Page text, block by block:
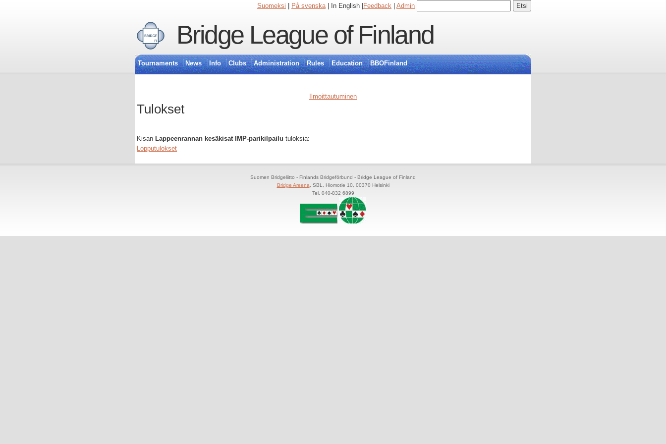
Suomeksi På svenska| In English | Feedback Admin
Bridge League of Finland
Tournaments News Info Clubs Administration Rules Education BBOFinland
Ilmoittautuminen
Tulokset
Kisan Lappeenrannan kesäkisat IMP-parikilpailu tuloksia:
Lopputulokset
Suomen Bridgeliitto - Finlands Bridgeförbund - Bridge League of Finland
Bridge Areena , SBL, Hiomotie 10, 00370 Helsinki
Tel. 040-832 6899